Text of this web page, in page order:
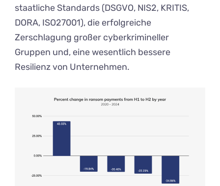
staatliche Standards (DSGVO, NIS2, KRITIS,
DORA, ISO27001), die erfolgreiche
Zerschlagung großer cyberkrimineller
Gruppen und, eine wesentlich bessere
Resilienz von Unternehmen.